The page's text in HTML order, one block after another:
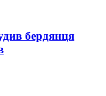
бердянця